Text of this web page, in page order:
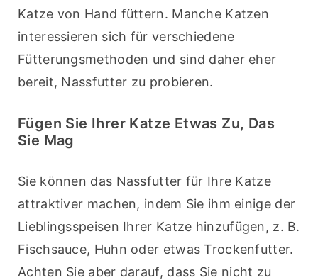
Katze von Hand füttern. Manche Katzen
interessieren sich für verschiedene
Fütterungsmethoden und sind daher eher
bereit, Nassfutter zu probieren.
Fügen Sie Ihrer Katze Etwas Zu, Das
Sie Mag
Sie können das Nassfutter für Ihre Katze
attraktiver machen, indem Sie ihm einige der
Lieblingsspeisen Ihrer Katze hinzufügen, z. B.
Fischsauce, Huhn oder etwas Trockenfutter.
Achten Sie aber darauf, dass Sie nicht zu